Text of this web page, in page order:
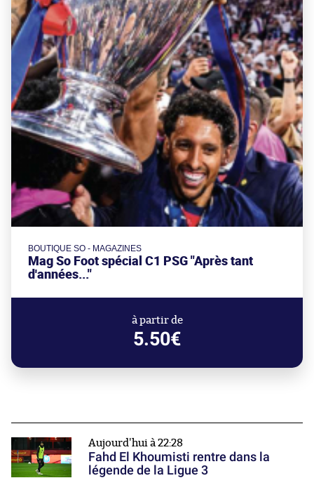
BOUTIQUE SO - MAGAZINES
Mag So Foot spécial C1 PSG "Après tant
d'années..."
à partir de
5.50€
Aujourd'hui à 22:28
Fahd El Khoumisti rentre dans la
légende de la Ligue 3